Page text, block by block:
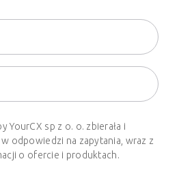
YourCX sp z o. o. zbierała i
odpowiedzi na zapytania, wraz z
o ofercie i produktach.